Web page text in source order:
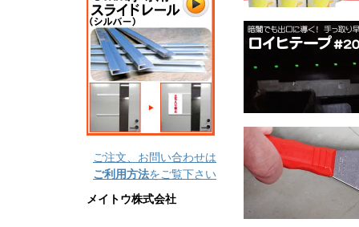
ご注文、お問い合わせは
ご利用方法をご覧下さい
メイトウ株式会社